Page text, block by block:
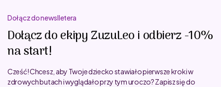
Dołącz do newslletera
Dołącz do ekipy ZuzuLeo i odbierz -10%
na start!
Cześć! Chcesz, aby Twoje dziecko stawiało pierwsze kroki w
zdrowych butach i wyglądało przy tym uroczo? Zapisz się do